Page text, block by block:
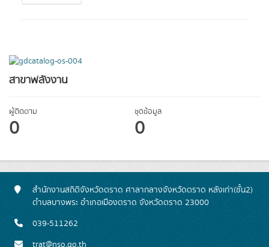
สาขาพลังงาน
ผู้ติดตาม
0
ชุดข้อมูล
0
สำนักงานสถิติจังหวัดตราด ศาลากลางจังหวัดตราด หลังเก่า(ชั้น2)
ตำบลบางพระ อำเภอเมืองตราด จังหวัดตราด 23000
039-511262
trat@nso.go.th